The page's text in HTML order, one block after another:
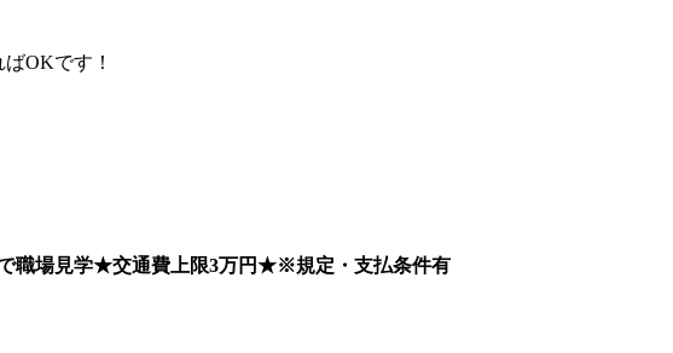
OKです！
職場見学★交通費上限3万円★※規定・支払条件有